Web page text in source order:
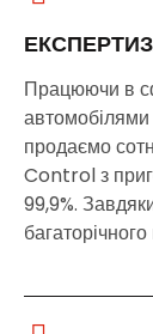
Працюючи в
автомобілями
продаємо
Control з
99,9%.